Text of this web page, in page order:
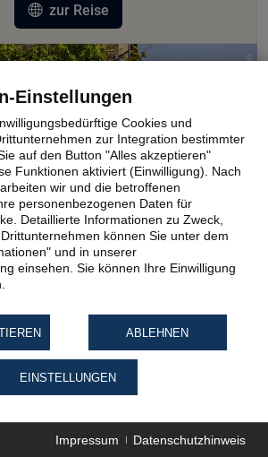
zur Reise
© Eurofun Touristik GmbH
Einstellungen
Cookies und
zur Integration bestimmter
auf den Button "Alles akzeptieren"
Funktionen aktiviert (Einwilligung). Nach
wir und die betroffenen
personenbezogenen Daten für
Detaillierte Informationen zu Zweck,
können Sie unter dem
und in unserer
einsehen. Sie können Ihre Einwilligung
ABLEHNEN
EINSTELLUNGEN
Impressum Datenschutzhinweis